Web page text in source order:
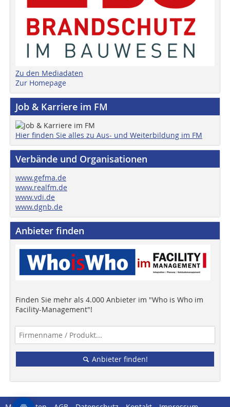
Zu den Mediadaten
Zur Homepage
Job & Karriere im FM
Hier finden Sie alles zu Aus- und Weiterbildung im FM
Verbände und Organisationen
www.gefma.de
www.realfm.de
www.vdi.de
www.dgnb.de
Anbieter finden
Finden Sie mehr als 4.000 Anbieter im "Who is Who im
Facility-Management"!
Anbieter finden!